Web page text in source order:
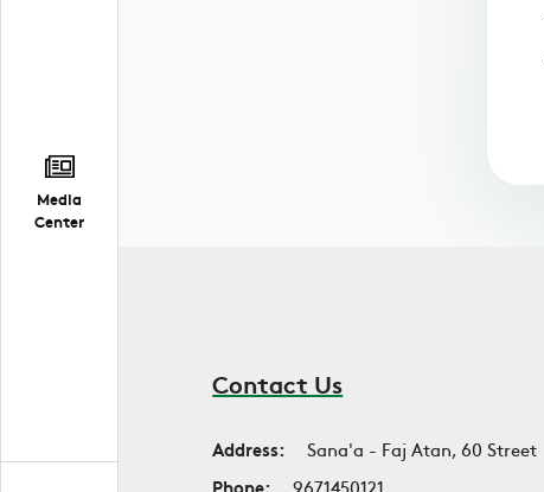
Media
Center
Contact Us
Address:
Sana'a - Faj Atan, 60 Street
Phone:
9671450121